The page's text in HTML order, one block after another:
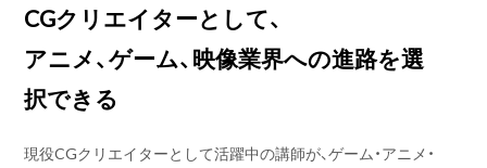
CGクリエイターとして、
アニメ、ゲーム、映像業界への進路を選
択できる
現役CGクリエイターとして活躍中の講師が、ゲーム・アニメ・